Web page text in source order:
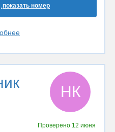
показать номер
НК
Проверено 12 июня